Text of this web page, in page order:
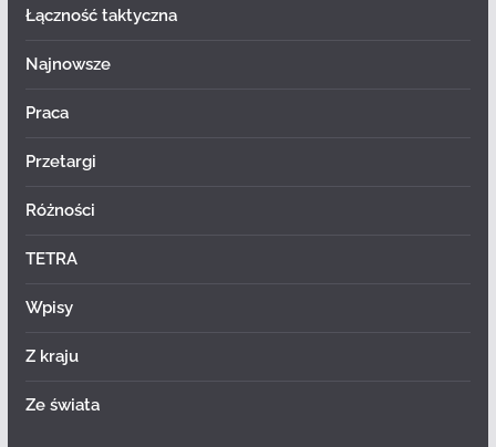
Łączność taktyczna
Najnowsze
Praca
Przetargi
Różności
TETRA
Wpisy
Z kraju
Ze świata